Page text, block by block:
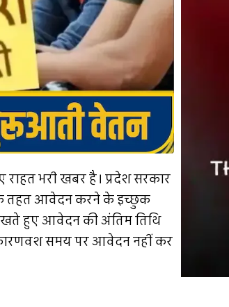
भरी खबर है। प्रदेश सरकार
के तहत आवेदन करने के इच्छुक
हुए आवेदन की अंतिम तिथि
कारणवश समय पर आवेदन नहीं कर